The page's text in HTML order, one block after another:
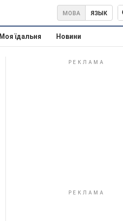
МОВА ЯЗЫК
Моя їдальня Новини